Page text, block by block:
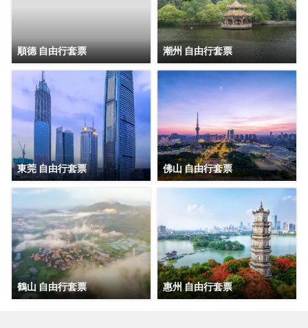
順德 自由行套票 潮州 自由行套票
東莞 自由行套票 佛山 自由行套票
鶴山 自由行套票 惠州 自由行套票